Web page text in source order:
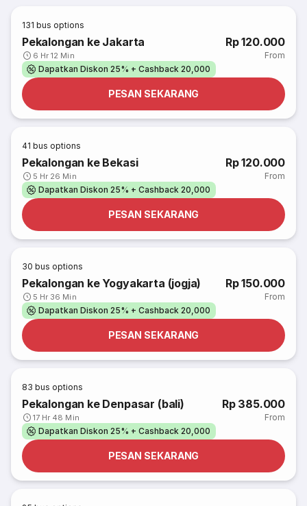
131 bus options
Pekalongan ke Jakarta
6 Hr 12 Min
Rp 120.000
From
Dapatkan Diskon 25% + Cashback 20,000
PESAN SEKARANG
41 bus options
Pekalongan ke Bekasi
5 Hr 26 Min
Rp 120.000
From
Dapatkan Diskon 25% + Cashback 20,000
PESAN SEKARANG
30 bus options
Pekalongan ke Yogyakarta (jogja)
5 Hr 36 Min
Rp 150.000
From
Dapatkan Diskon 25% + Cashback 20,000
PESAN SEKARANG
83 bus options
Pekalongan ke Denpasar (bali)
17 Hr 48 Min
Rp 385.000
From
Dapatkan Diskon 25% + Cashback 20,000
PESAN SEKARANG